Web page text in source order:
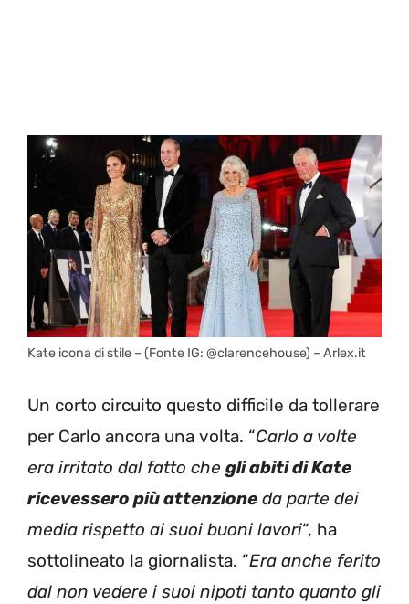
Kate icona di stile – (Fonte IG: @clarencehouse) – Arlex.it
Un corto circuito questo difficile da tollerare
per Carlo ancora una volta. “Carlo a volte
era irritato dal fatto che gli abiti di Kate
ricevessero più attenzione da parte dei
media rispetto ai suoi buoni lavori“, ha
sottolineato la giornalista. “Era anche ferito
dal non vedere i suoi nipoti tanto quanto gli